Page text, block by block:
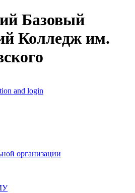
Базовый
Колледж им.
and login
организации